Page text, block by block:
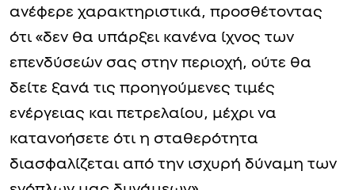
ανέφερε χαρακτηριστικά, προσθέτοντας
ότι «δεν θα υπάρξει κανένα ίχνος των
επενδύσεών σας στην περιοχή, ούτε θα
δείτε ξανά τις προηγούμενες τιμές
ενέργειας και πετρελαίου, μέχρι να
κατανοήσετε ότι η σταθερότητα
διασφαλίζεται από την ισχυρή δύναμη των